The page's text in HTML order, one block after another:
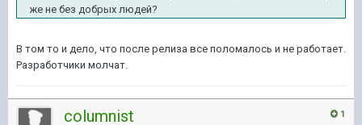
же не без добрых людей?
В том то и дело, что после релиза все поломалось и не работает.
Разработчики молчат.
1
columnist